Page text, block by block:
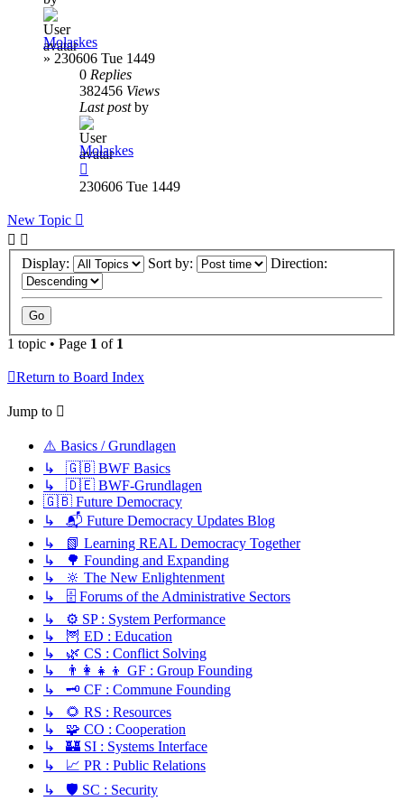
Molaskes
» 230606 Tue 1449
0 Replies
382456 Views
Last postby
Molaskes
230606 Tue 1449
New Topic
Display: Sort by: Direction:
1 topic • Page 1 of 1
Return to Board Index
Jump to
⚠️ Basics / Grundlagen
↳ 🇬🇧 BWF Basics
↳ 🇩🇪 BWF-Grundlagen
🇬🇧 Future Democracy
↳ 📬 Future Democracy Updates Blog
↳ 📗 Learning REAL Democracy Together
↳ 🌳 Founding and Expanding
↳ 🔆 The New Enlightenment
↳ 🗄️ Forums of the Administrative Sectors
↳ ⚙️ SP : System Performance
↳ 🦉 ED : Education
↳ 🌿 CS : Conflict Solving
↳ 👨‍👩‍👧‍👦 GF : Group Founding
↳ 🗝️ CF : Commune Founding
↳ 🌻 RS : Resources
↳ 🧩 CO : Cooperation
↳ 🏰 SI : Systems Interface
↳ 📈 PR : Public Relations
↳ 🛡️ SC : Security